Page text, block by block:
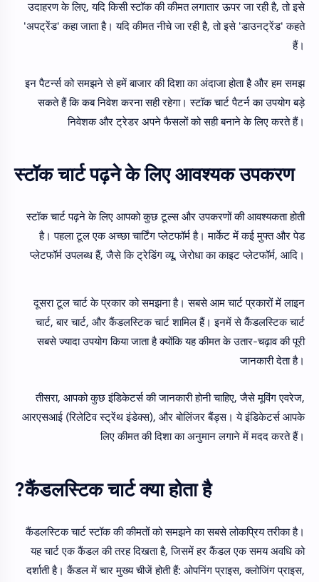
उदाहरण के लिए, यदि किसी स्टॉक की कीमत लगातार ऊपर जा रही है, तो इसे
'अपट्रेंड' कहा जाता है। यदि कीमत नीचे जा रही है, तो इसे 'डाउनट्रेंड' कहते
हैं।
इन पैटर्न्स को समझने से हमें बाजार की दिशा का अंदाजा होता है और हम समझ
सकते हैं कि कब निवेश करना सही रहेगा। स्टॉक चार्ट पैटर्न का उपयोग बड़े
निवेशक और ट्रेडर अपने फैसलों को सही बनाने के लिए करते हैं।
स्टॉक चार्ट पढ़ने के लिए आवश्यक उपकरण
स्टॉक चार्ट पढ़ने के लिए आपको कुछ टूल्स और उपकरणों की आवश्यकता होती
है। पहला टूल एक अच्छा चार्टिंग प्लेटफॉर्म है। मार्केट में कई मुफ्त और पेड
प्लेटफॉर्म उपलब्ध हैं, जैसे कि ट्रेडिंग व्यू, जेरोधा का काइट प्लेटफॉर्म, आदि।
दूसरा टूल चार्ट के प्रकार को समझना है। सबसे आम चार्ट प्रकारों में लाइन
चार्ट, बार चार्ट, और कैंडलस्टिक चार्ट शामिल हैं। इनमें से कैंडलस्टिक चार्ट
सबसे ज्यादा उपयोग किया जाता है क्योंकि यह कीमत के उतार-चढ़ाव की पूरी
जानकारी देता है।
तीसरा, आपको कुछ इंडिकेटर्स की जानकारी होनी चाहिए, जैसे मूविंग एवरेज,
आरएसआई (रिलेटिव स्ट्रेंथ इंडेक्स), और बोलिंजर बैंड्स। ये इंडिकेटर्स आपके
लिए कीमत की दिशा का अनुमान लगाने में मदद करते हैं।
कैंडलस्टिक चार्ट क्या होता है?
कैंडलस्टिक चार्ट स्टॉक की कीमतों को समझने का सबसे लोकप्रिय तरीका है।
यह चार्ट एक कैंडल की तरह दिखता है, जिसमें हर कैंडल एक समय अवधि को
दर्शाती है। कैंडल में चार मुख्य चीजें होती हैं: ओपनिंग प्राइस, क्लोजिंग प्राइस,